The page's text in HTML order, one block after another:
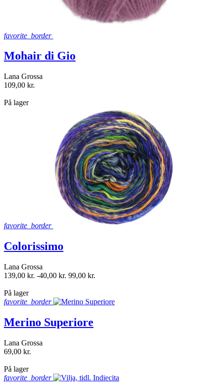
favorite_border
Mohair di Gio
Lana Grossa
109,00 kr.
På lager
favorite_border
Colorissimo
Lana Grossa
139,00 kr. -40,00 kr. 99,00 kr.
På lager
favorite_border
Merino Superiore
Lana Grossa
69,00 kr.
På lager
favorite_border